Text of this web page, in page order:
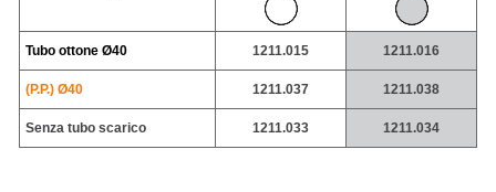
Tubo ottone Ø40 1211.015 1211.016
(P.P.) Ø40 1211.037 1211.038
Senza tubo scarico 1211.033 1211.034